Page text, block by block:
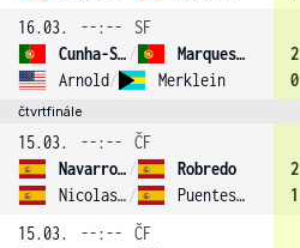
16.03.
--:--
SF
Cunha-Silva /
Marques (2)
Arnold/ Merklein
2
0
čtvrtfinále
15.03. --:--
ČF
Navarro-Gutierrez /
Robredo
Nicolas-Espin / Puentes-Alcaniz (1)
2
1
15.03.
--:--
ČF